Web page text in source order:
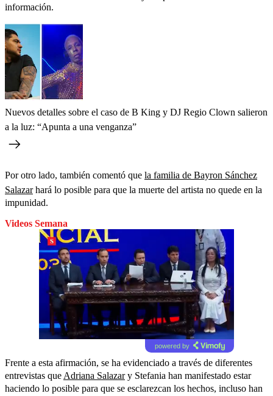
información.
Nuevos detalles sobre el caso de B King y DJ Regio Clown salieron
a la luz: “Apunta a una venganza”
Por otro lado, también comentó que la familia de Bayron Sánchez
Salazarhará lo posible para que la muerte del artista no quede en la
impunidad.
Videos Semana
powered by
Frente a esta afirmación, se ha evidenciado a través de diferentes
entrevistas queAdriana Salazary Stefania han manifestado estar
haciendo lo posible para que se esclarezcan los hechos, incluso han